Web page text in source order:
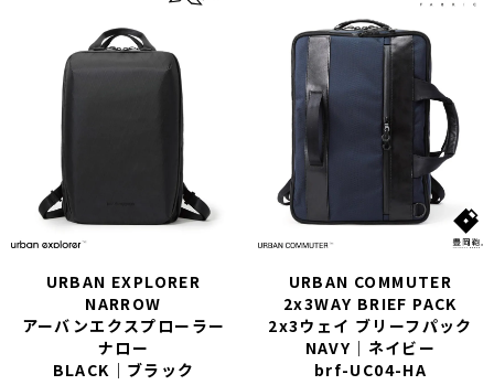
ショッピングカート
お問い合わせ
特定商取引法に基づく表記
プライバシーポリシー
Instagram youtube
URBAN EXPLORER
NARROW
アーバンエクスプローラー
ナロー
BLACK｜ブラック
URBAN COMMUTER
2x3WAY BRIEF PACK
2x3ウェイ ブリーフパック
NAVY｜ネイビー
brf-UC04-HA